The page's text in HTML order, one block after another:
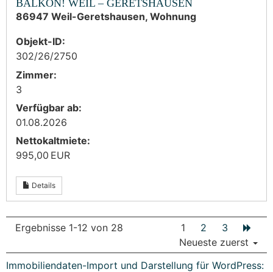
BALKON! WEIL – GERETSHAUSEN
86947 Weil-Geretshausen, Wohnung
Objekt-ID:
302/26/2750
Zimmer:
3
Verfügbar ab:
01.08.2026
Nettokaltmiete:
995,00 EUR
Details
Ergebnisse 1-12 von 28 1 2
3
Neueste zuerst
Immobiliendaten-Import und Darstellung für WordPress: